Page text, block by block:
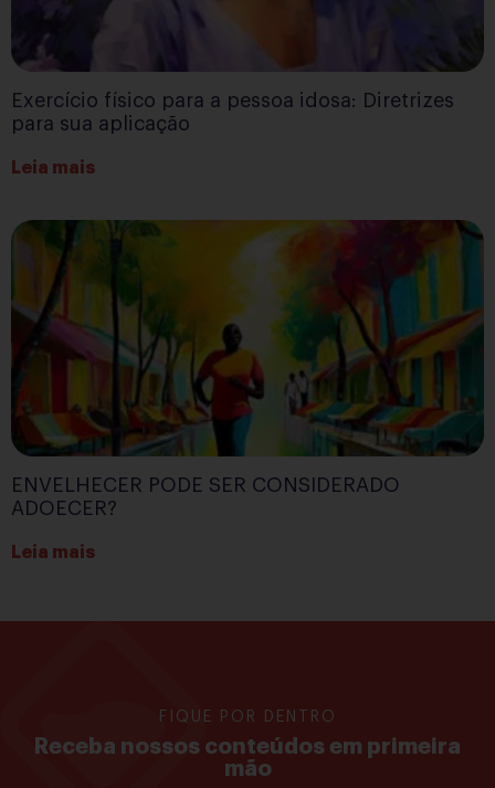
Exercício físico para a pessoa idosa: Diretrizes
para sua aplicação
Leia mais
ENVELHECER PODE SER CONSIDERADO
ADOECER?
Leia mais
FIQUE POR DENTRO
Receba nossos conteúdos em primeira
mão